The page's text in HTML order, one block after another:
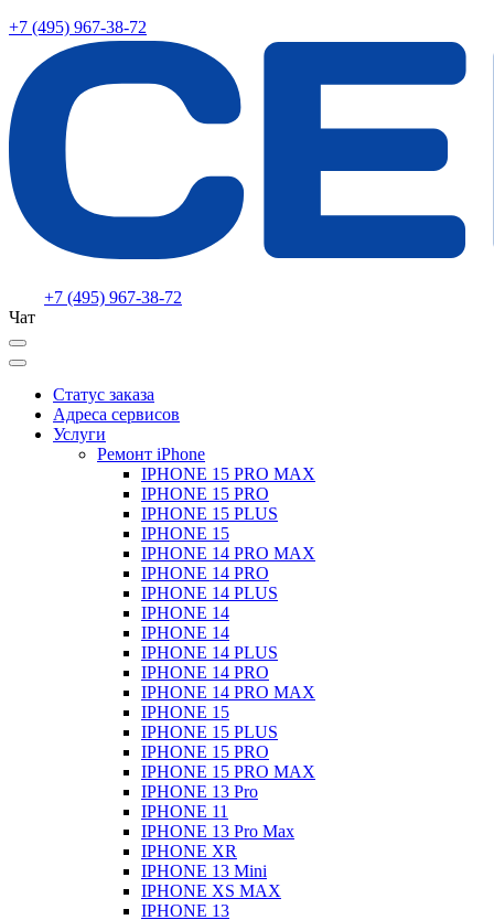
+7 (495) 967-38-72
+7 (495) 967-38-72
Чат
Статус заказа
Адреса сервисов
Услуги
Ремонт iPhone
IPHONE 15 PRO MAX
IPHONE 15 PRO
IPHONE 15 PLUS
IPHONE 15
IPHONE 14 PRO MAX
IPHONE 14 PRO
IPHONE 14 PLUS
IPHONE 14
IPHONE 14
IPHONE 14 PLUS
IPHONE 14 PRO
IPHONE 14 PRO MAX
IPHONE 15
IPHONE 15 PLUS
IPHONE 15 PRO
IPHONE 15 PRO MAX
IPHONE 13 Pro
IPHONE 11
IPHONE 13 Pro Max
IPHONE XR
IPHONE 13 Mini
IPHONE XS MAX
IPHONE 13